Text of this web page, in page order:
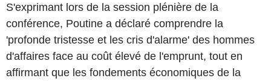
S'exprimant lors de la session plénière de la
conférence, Poutine a déclaré comprendre la
'profonde tristesse et les cris d'alarme' des hommes
d'affaires face au coût élevé de l'emprunt, tout en
affirmant que les fondements économiques de la